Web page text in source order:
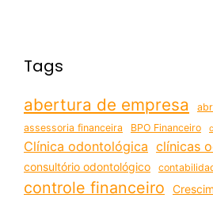
Tags
abertura de empresa
assessoria financeira
BPO Financeiro
Clínica odontológica clínicas
consultório odontológico
controle financeiro